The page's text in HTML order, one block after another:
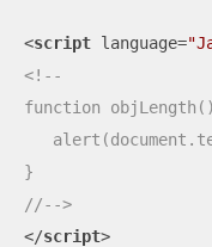
<script language=
<!--
function
}
//-->
</script>